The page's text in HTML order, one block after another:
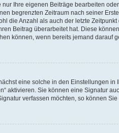
Ihre eigenen Beiträge bearbeiten
begrenzten Zeitraum nach seiner
die Anzahl als auch der letzte
Beitrag überarbeitet hat. Diese
können, wenn bereits jemand darauf
eine solche in den Einstellungen
aktivieren. Sie können eine Signatur
verfassen möchten, so können